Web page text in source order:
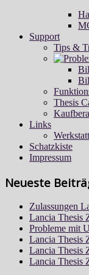
Support
Tips &
Thesis
Links
Schatzkiste
Impressum
Neueste
Zulassungen
Lancia Thesis
Probleme mit
Lancia Thesis
Lancia Thesis
Lancia Thesis